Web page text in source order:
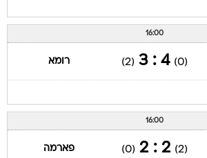
16:00
(0)
4 : 3
(2) רומא
16:00
(2)
2 : 2
(0) פארמה